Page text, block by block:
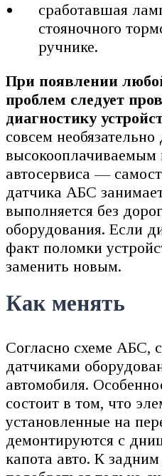
сработавшая
стояночного
ручнике.
При появлении
проблем следует
диагностику
совсем необязательно
высокооплачиваемым
автосервиса —
датчика АБС
выполняется без
оборудования. Если
факт поломки
заменить новым.
Как менять
Согласно схеме АБС,
датчиками
автомобиля.
состоит в том, что
установленные на
демонтируются с
капота авто. К